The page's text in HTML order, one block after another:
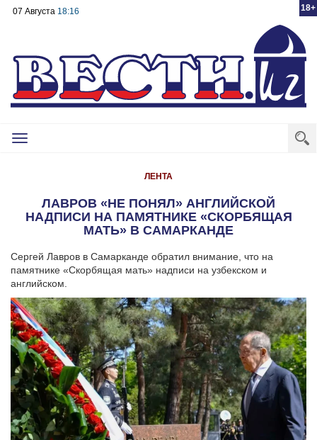
18+
07 Августа 18:16
Toggle
ЛЕНТА
ЛАВРОВ «НЕ ПОНЯЛ» АНГЛИЙСКОЙ
НАДПИСИ НА ПАМЯТНИКЕ «СКОРБЯЩАЯ
МАТЬ» В САМАРКАНДЕ
Сергей Лавров в Самарканде обратил внимание, что на
памятнике «Скорбящая мать» надписи на узбекском и
английском.